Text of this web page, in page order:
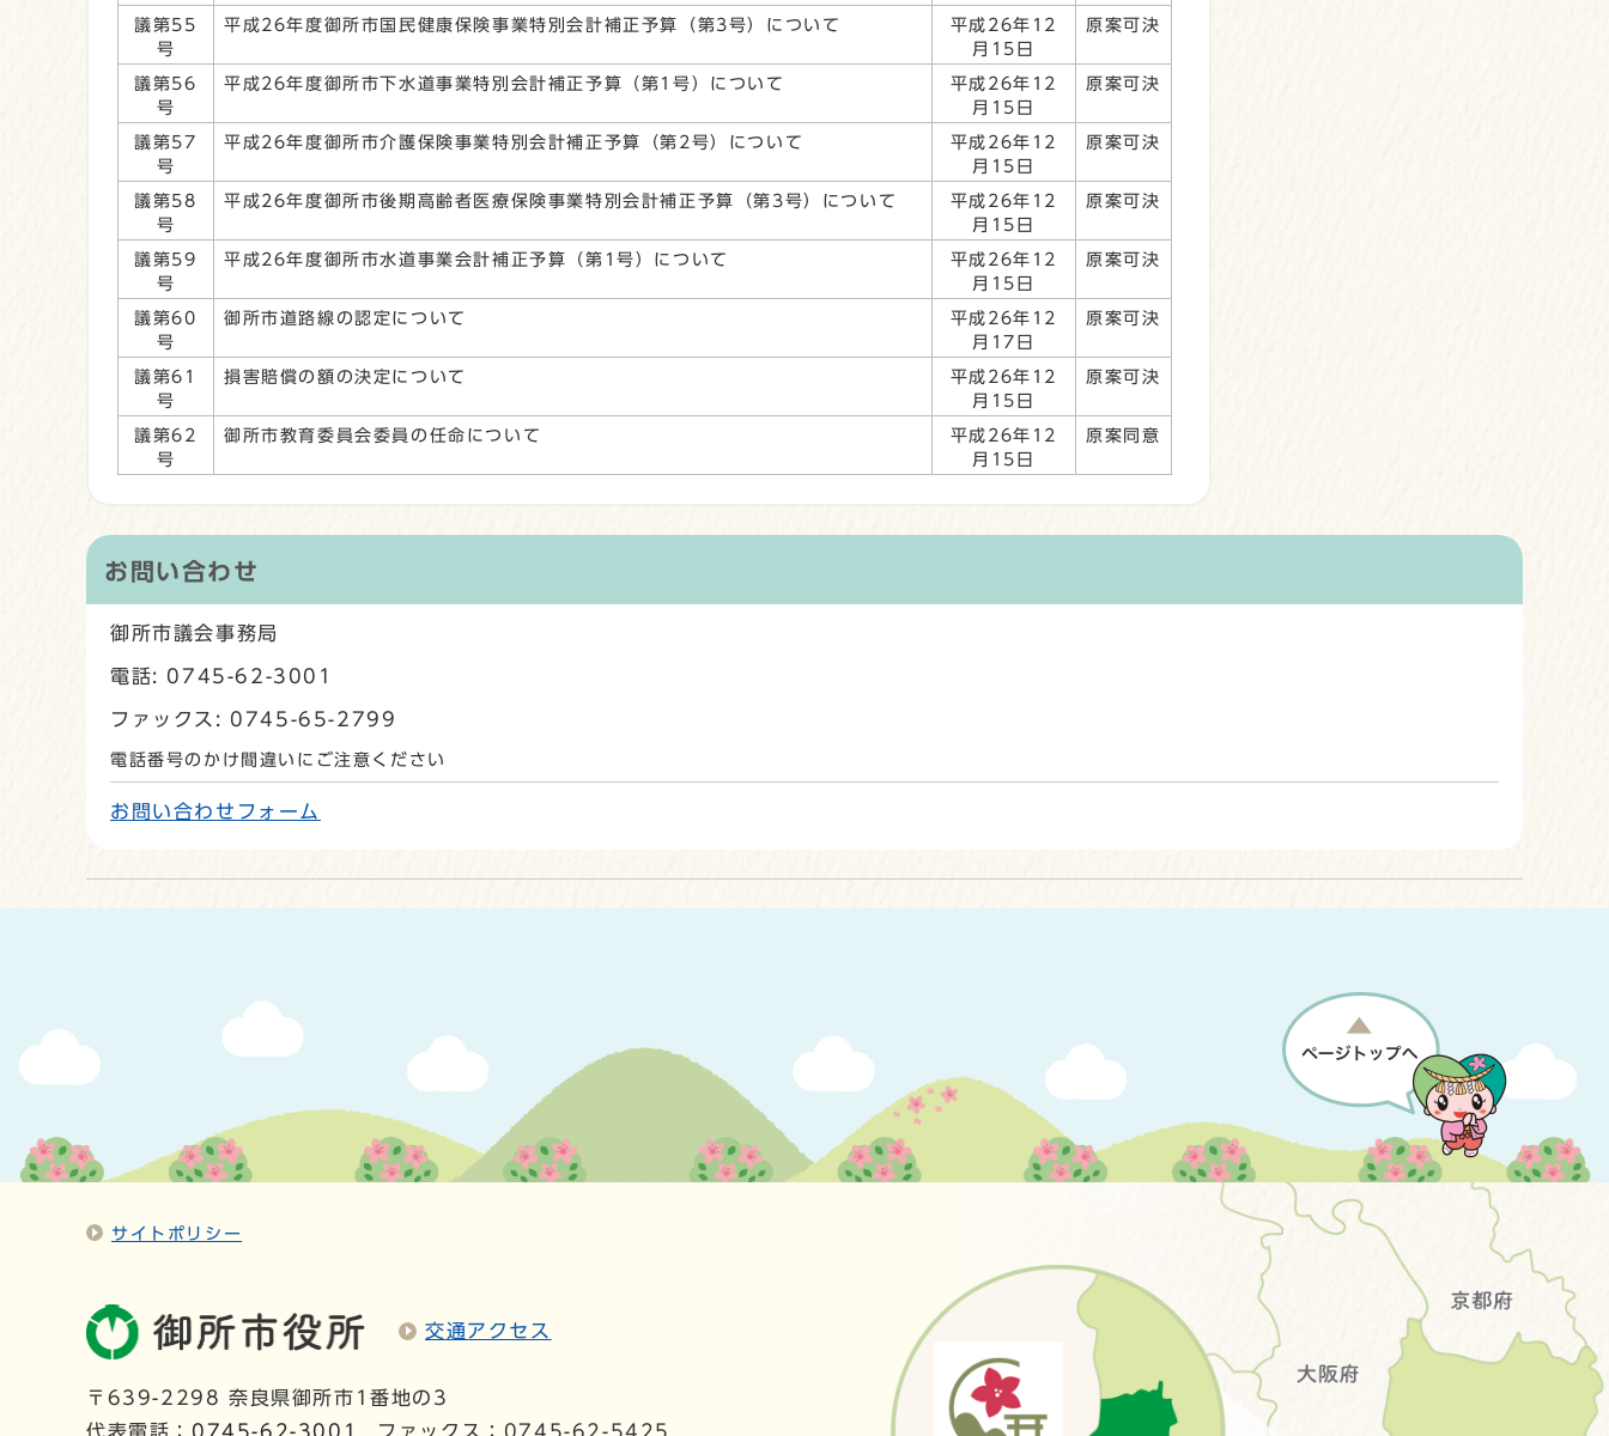
議第55
号
平成26年度御所市国民健康保険事業特別会計補正予算（第3号）について
平成26年12
月15日
原案可決
議第56
号
平成26年度御所市下水道事業特別会計補正予算（第1号）について
平成26年12
月15日
原案可決
議第57
号
平成26年度御所市介護保険事業特別会計補正予算（第2号）について
平成26年12
月15日
原案可決
議第58
号
平成26年度御所市後期高齢者医療保険事業特別会計補正予算（第3号）について
平成26年12
月15日
原案可決
議第59
号
平成26年度御所市水道事業会計補正予算（第1号）について
平成26年12
月15日
原案可決
議第60
号
御所市道路線の認定について
平成26年12
月17日
原案可決
議第61
号
損害賠償の額の決定について
平成26年12
月15日
原案可決
議第62
号
御所市教育委員会委員の任命について
平成26年12
月15日
原案同意
お問い合わせ
御所市議会事務局
電話: 0745-62-3001
ファックス: 0745-65-2799
電話番号のかけ間違いにご注意ください
お問い合わせフォーム
サイトポリシー
交通アクセス
〒639-2298 奈良県御所市1番地の3
代表電話： 0745-62-3001 ファックス：0745-62-5425